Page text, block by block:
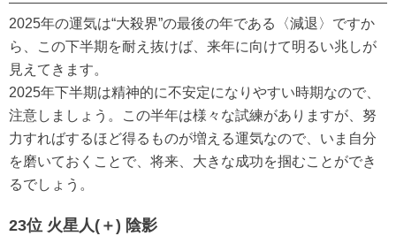
2025年の運気は“大殺界”の最後の年である〈減退〉ですか
ら、この下半期を耐え抜けば、来年に向けて明るい兆しが
見えてきます。
2025年下半期は精神的に不安定になりやすい時期なので、
注意しましょう。この半年は様々な試練がありますが、努
力すればするほど得るものが増える運気なので、いま自分
を磨いておくことで、将来、大きな成功を掴むことができ
るでしょう。
23位 火星人(＋) 陰影